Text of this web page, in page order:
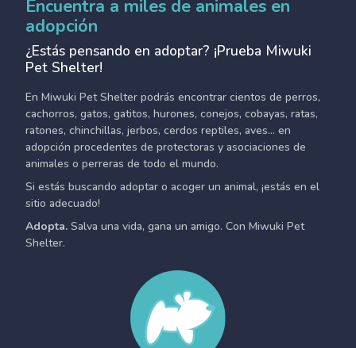
Encuentra a miles de animales en
adopción
¿Estás pensando en adoptar? ¡Prueba Miwuki
Pet Shelter!
En Miwuki Pet Shelter podrás encontrar cientos de perros,
cachorros, gatos, gatitos, hurones, conejos, cobayas, ratas,
ratones, chinchillas, jerbos, cerdos reptiles, aves... en
adopción procedentes de protectoras y asociaciones de
animales o perreras de todo el mundo.
Si estás buscando adoptar o acoger un animal, ¡estás en el
sitio adecuado!
Adopta. Salva una vida, gana un amigo. Con Miwuki Pet
Shelter.